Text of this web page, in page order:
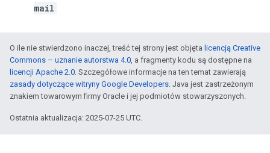
mail
O ile nie stwierdzono inaczej, treść tej strony jest objęta licencją Creative
Commons – uznanie autorstwa 4.0, a fragmenty kodu są dostępne na
licencji Apache 2.0. Szczegółowe informacje na ten temat zawierają
zasady dotyczące witryny Google Developers. Java jest zastrzeżonym
znakiem towarowym firmy Oracle i jej podmiotów stowarzyszonych.
Ostatnia aktualizacja: 2025-07-25 UTC.